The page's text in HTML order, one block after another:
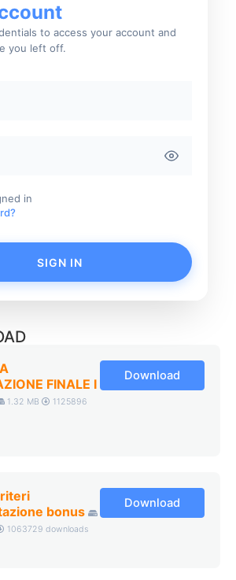
to access your account and
you left off.
in
SIGN IN
FINALE I
1.32 MB
1125896
Download
bonus
1063729 downloads
Download